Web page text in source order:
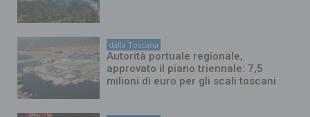
dalla Toscana
Autorità portuale regionale,
approvato il piano triennale: 7,5
milioni di euro per gli scali toscani